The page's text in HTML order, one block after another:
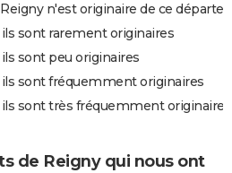
n'est originaire de ce
sont rarement originaires
sont peu originaires
sont fréquemment originaires
sont très fréquemment originaires
de Reigny qui nous ont